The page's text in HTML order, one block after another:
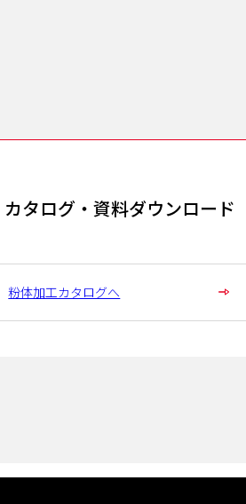
カタログ・資料ダウンロード
粉体加工カタログへ